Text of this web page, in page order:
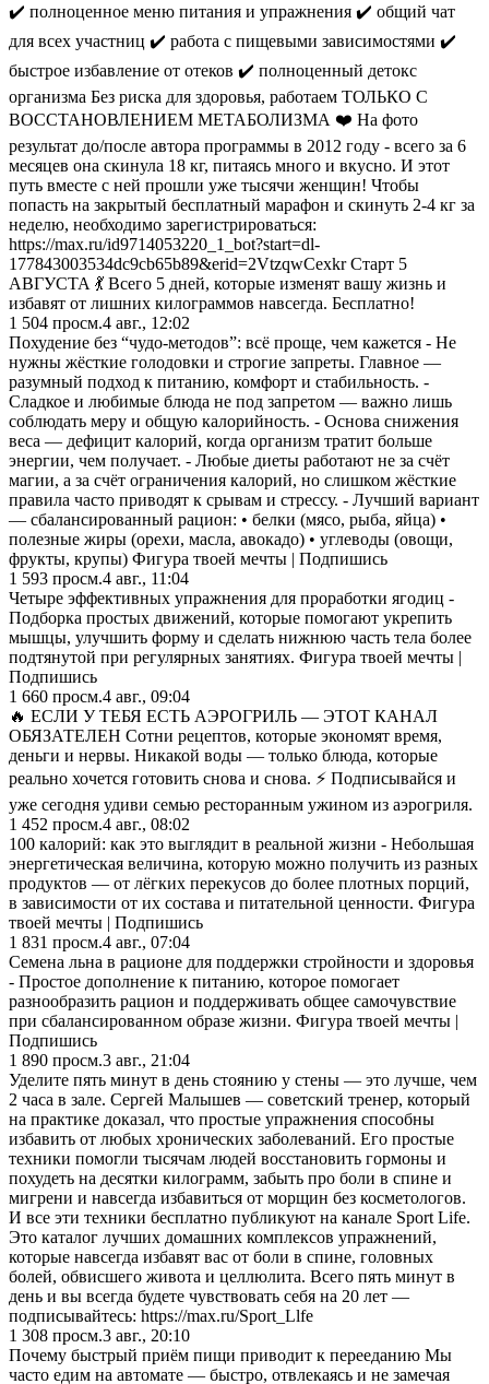
✔️ полноценное меню питания и упражнения ✔️ общий чат
для всех участниц ✔️ работа с пищевыми зависимостями ✔️
быстрое избавление от отеков ✔️ полноценный детокс
организма Без риска для здоровья, работаем ТОЛЬКО С
ВОССТАНОВЛЕНИЕМ МЕТАБОЛИЗМА ❤️ На фото
результат до/после автора программы в 2012 году - всего за 6
месяцев она скинула 18 кг, питаясь много и вкусно. И этот
путь вместе с ней прошли уже тысячи женщин! Чтобы
попасть на закрытый бесплатный марафон и скинуть 2-4 кг за
неделю, необходимо зарегистрироваться:
https://max.ru/id9714053220_1_bot?start=dl-
177843003534dc9cb65b89&erid=2VtzqwCexkr Старт 5
АВГУСТА 💃 Всего 5 дней, которые изменят вашу жизнь и
избавят от лишних килограммов навсегда. Бесплатно!
1 504 просм.4 авг., 12:02
Похудение без “чудо-методов”: всё проще, чем кажется - Не
нужны жёсткие голодовки и строгие запреты. Главное —
разумный подход к питанию, комфорт и стабильность. -
Сладкое и любимые блюда не под запретом — важно лишь
соблюдать меру и общую калорийность. - Основа снижения
веса — дефицит калорий, когда организм тратит больше
энергии, чем получает. - Любые диеты работают не за счёт
магии, а за счёт ограничения калорий, но слишком жёсткие
правила часто приводят к срывам и стрессу. - Лучший вариант
— сбалансированный рацион: • белки (мясо, рыба, яйца) •
полезные жиры (орехи, масла, авокадо) • углеводы (овощи,
фрукты, крупы) Фигура твоей мечты | Подпишись
1 593 просм.4 авг., 11:04
Четыре эффективных упражнения для проработки ягодиц -
Подборка простых движений, которые помогают укрепить
мышцы, улучшить форму и сделать нижнюю часть тела более
подтянутой при регулярных занятиях. Фигура твоей мечты |
Подпишись
1 660 просм.4 авг., 09:04
🔥 ЕСЛИ У ТЕБЯ ЕСТЬ АЭРОГРИЛЬ — ЭТОТ КАНАЛ
ОБЯЗАТЕЛЕН Сотни рецептов, которые экономят время,
деньги и нервы. Никакой воды — только блюда, которые
реально хочется готовить снова и снова. ⚡ Подписывайся и
уже сегодня удиви семью ресторанным ужином из аэрогриля.
1 452 просм.4 авг., 08:02
100 калорий: как это выглядит в реальной жизни - Небольшая
энергетическая величина, которую можно получить из разных
продуктов — от лёгких перекусов до более плотных порций,
в зависимости от их состава и питательной ценности. Фигура
твоей мечты | Подпишись
1 831 просм.4 авг., 07:04
Семена льна в рационе для поддержки стройности и здоровья
- Простое дополнение к питанию, которое помогает
разнообразить рацион и поддерживать общее самочувствие
при сбалансированном образе жизни. Фигура твоей мечты |
Подпишись
1 890 просм.3 авг., 21:04
Уделите пять минут в день стоянию у стены — это лучше, чем
2 часа в зале. Сергей Малышев — советский тренер, который
на практике доказал, что простые упражнения способны
избавить от любых хронических заболеваний. Его простые
техники помогли тысячам людей восстановить гормоны и
похудеть на десятки килограмм, забыть про боли в спине и
мигрени и навсегда избавиться от морщин без косметологов.
И все эти техники бесплатно публикуют на канале Sport Life.
Это каталог лучших домашних комплексов упражнений,
которые навсегда избавят вас от боли в спине, головных
болей, обвисшего живота и целлюлита. Всего пять минут в
день и вы всегда будете чувствовать себя на 20 лет —
подписывайтесь: https://max.ru/Sport_Llfe
1 308 просм.3 авг., 20:10
Почему быстрый приём пищи приводит к перееданию Мы
часто едим на автомате — быстро, отвлекаясь и не замечая